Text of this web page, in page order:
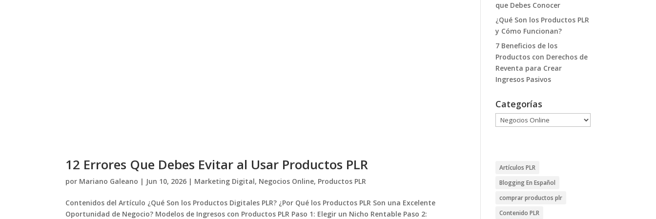
12 Errores Que Debes Evitar al Usar Productos PLR
por Mariano Galeano | Jun 10, 2026 | Marketing Digital, Negocios Online, Productos PLR
Contenidos del Artículo ¿Qué Son los Productos Digitales PLR? ¿Por Qué los Productos PLR Son una Excelente
Oportunidad de Negocio? Modelos de Ingresos con Productos PLR Paso 1: Elegir un Nicho Rentable Paso 2:
que Debes Conocer
¿Qué Son los Productos PLR
y Cómo Funcionan?
7 Beneficios de los
Productos con Derechos de
Reventa para Crear
Ingresos Pasivos
Categorías
Categorías
Artículos PLR
Blogging En Español
comprar productos plr
Contenido PLR